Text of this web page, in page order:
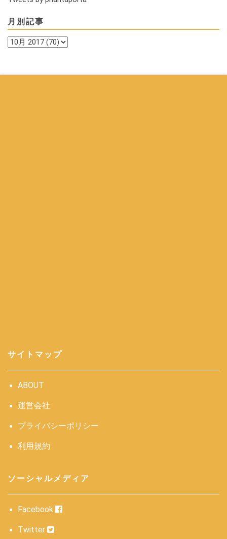
月別記事
サイトマップ
ABOUT
運営会社
プライバシーポリシー
利用規約
ソーシャルメディア
Facebook
Twitter